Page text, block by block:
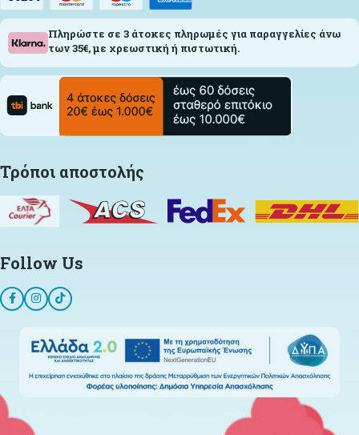
Πληρώστε σε 3 άτοκες πληρωμές για παραγγελίες άνω
των 35€, με χρεωστική ή πιστωτική.
Τρόποι αποστολής
Follow Us